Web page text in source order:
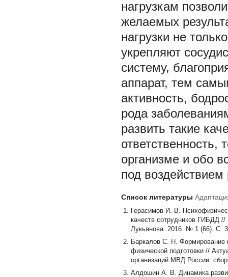
нагрузкам
желаемых
нагрузки не
укрепляют
систему,
аппарат, тем
активность,
рода
развить такие
ответственность,
организме и обо
под воздействием
Список литературы
Герасимов И. В.
качеств сотрудников ГИБДД
Лукьянова. 2016. № 1 (66). С.
Баркалов С. Н. Формирование
физической подготовки //
организаций МВД России:
Алдошин А. В. Динамика